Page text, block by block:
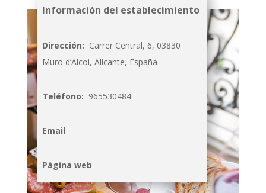
Información del establecimiento
Dirección: Carrer Central, 6, 03830
Muro d’Alcoi, Alicante, España
Teléfono: 965530484
Email
Pàgina web